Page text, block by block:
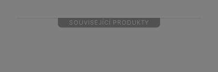
SOUVISEJÍCÍ PRODUKTY